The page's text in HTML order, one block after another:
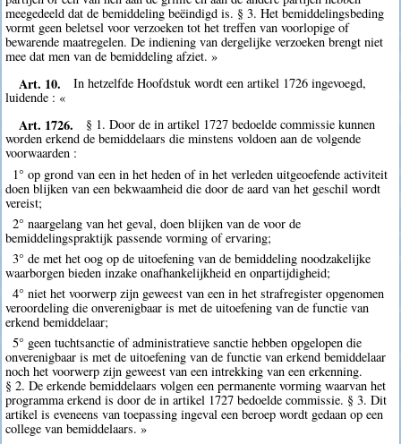
meegedeeld dat de bemiddeling beëindigd is. § 3. Het bemiddelingsbeding
vormt geen beletsel voor verzoeken tot het treffen van voorlopige of
bewarende maatregelen. De indiening van dergelijke verzoeken brengt niet
mee dat men van de bemiddeling afziet. »
Art. 10.
In hetzelfde Hoofdstuk wordt een artikel 1726 ingevoegd,
luidende : «
Art. 1726.
§ 1. Door de in artikel 1727 bedoelde commissie kunnen
worden erkend de bemiddelaars die minstens voldoen aan de volgende
voorwaarden :
1° op grond van een in het heden of in het verleden uitgeoefende activiteit
doen blijken van een bekwaamheid die door de aard van het geschil wordt
vereist;
2° naargelang van het geval, doen blijken van de voor de
bemiddelingspraktijk passende vorming of ervaring;
3° de met het oog op de uitoefening van de bemiddeling noodzakelijke
waarborgen bieden inzake onafhankelijkheid en onpartijdigheid;
4° niet het voorwerp zijn geweest van een in het strafregister opgenomen
veroordeling die onverenigbaar is met de uitoefening van de functie van
erkend bemiddelaar;
5° geen tuchtsanctie of administratieve sanctie hebben opgelopen die
onverenigbaar is met de uitoefening van de functie van erkend bemiddelaar
noch het voorwerp zijn geweest van een intrekking van een erkenning.
§ 2. De erkende bemiddelaars volgen een permanente vorming waarvan het
programma erkend is door de in artikel 1727 bedoelde commissie. § 3. Dit
artikel is eveneens van toepassing ingeval een beroep wordt gedaan op een
college van bemiddelaars. »